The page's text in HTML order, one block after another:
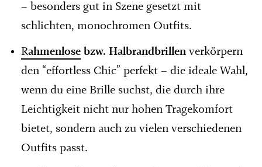
– besonders gut in Szene gesetzt mit
schlichten, monochromen Outfits.
Rahmenlose bzw. Halbrandbrillen verkörpern
den “effortless Chic” perfekt – die ideale Wahl,
wenn du eine Brille suchst, die durch ihre
Leichtigkeit nicht nur hohen Tragekomfort
bietet, sondern auch zu vielen verschiedenen
Outfits passt.